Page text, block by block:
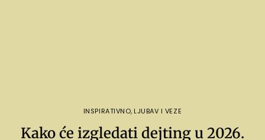
INSPIRATIVNO, LJUBAV I VEZE
Kako će izgledati dejting u 2026.